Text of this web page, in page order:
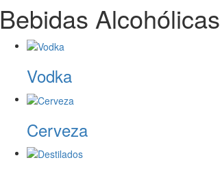
Bebidas Alcohólicas
Vodka
Cerveza